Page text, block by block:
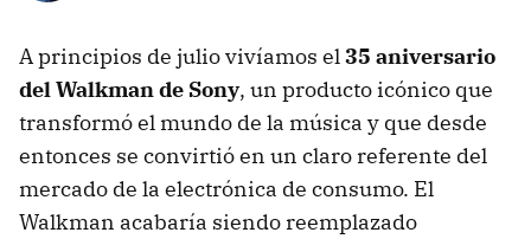
A principios de julio vivíamos el35 aniversario
del Walkman de Sony, un producto icónico que
transformó el mundo de la música y que desde
entonces se convirtió en un claro referente del
mercado de la electrónica de consumo. El
Walkman acabaría siendo reemplazado